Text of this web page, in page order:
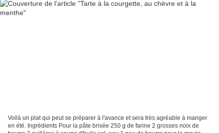
Voilà un plat qui peut se préparer à l'avance et sera très agréable à manger
en été. Ingrédients Pour la pâte brisée 250 g de farine 2 grosses noix de